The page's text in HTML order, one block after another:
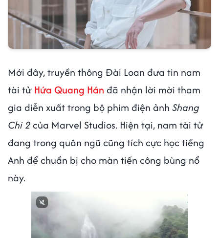
Mới đây, truyền thông Đài Loan đưa tin nam
tài tử Hứa Quang Hán đã nhận lời mời tham
gia diễn xuất trong bộ phim điện ảnh Shang
Chi 2của Marvel Studios. Hiện tại, nam tài tử
đang trong quân ngũ cũng tích cực học tiếng
Anh để chuẩn bị cho màn tiến công bùng nổ
này.